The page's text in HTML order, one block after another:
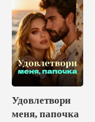
Удовлетвори
меня, папочка